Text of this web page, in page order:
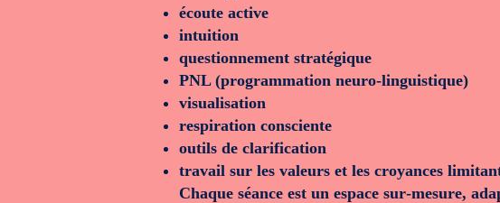
écoute active
intuition
questionnement stratégique
PNL (programmation neuro‑linguistique)
visualisation
respiration consciente
outils de clarification
travail sur les valeurs et les croyances
Chaque séance est un espace sur‑mesure,